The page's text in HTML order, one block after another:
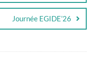
Journée EGIDE’26